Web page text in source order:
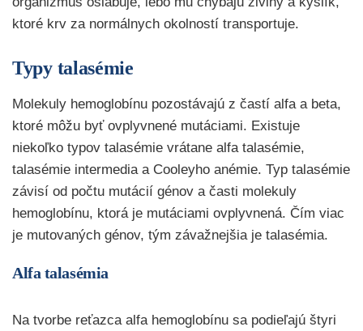
ktoré krv za normálnych okolností transportuje.
Typy talasémie
Molekuly hemoglobínu pozostávajú z častí alfa a beta,
ktoré môžu byť ovplyvnené mutáciami. Existuje
niekoľko typov talasémie vrátane alfa talasémie,
talasémie intermedia a Cooleyho anémie. Typ talasémie
závisí od počtu mutácií génov a časti molekuly
hemoglobínu, ktorá je mutáciami ovplyvnená. Čím viac
je mutovaných génov, tým závažnejšia je talasémia.
Alfa talasémia
Na tvorbe reťazca alfa hemoglobínu sa podieľajú štyri